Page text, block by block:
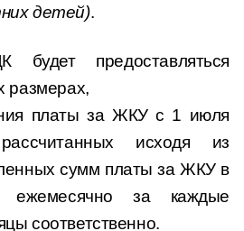
детей).
предоставляться
размерах,
платы за ЖКУ с 1 июля
исходя из
сумм платы за ЖКУ в
за каждые
соответственно.